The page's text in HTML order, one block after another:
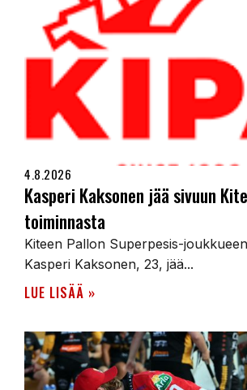
4.8.2026
Kasperi Kaksonen jää sivuun
toiminnasta
Kiteen Pallon Superpesis-
Kasperi Kaksonen, 23, jää...
LUE LISÄÄ »